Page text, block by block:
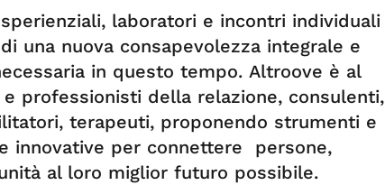
laboratori e incontri individuali
una nuova consapevolezza integrale e
in questo tempo. Altroove è al
professionisti della relazione, consulenti,
terapeuti, proponendo strumenti e
innovative per connettere persone,
al loro miglior futuro possibile.